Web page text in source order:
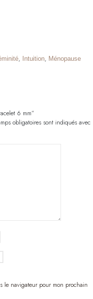
, Intuition, Ménopause
6 mm”
obligatoires sont indiqués avec
le navigateur pour mon prochain